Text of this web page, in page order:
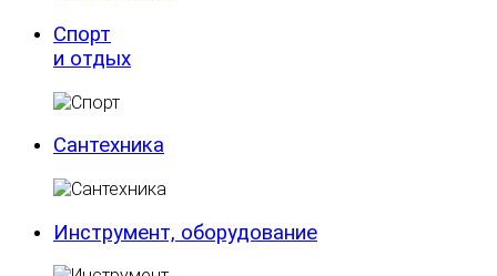
Спорт
и отдых
Сантехника
Инструмент, оборудование